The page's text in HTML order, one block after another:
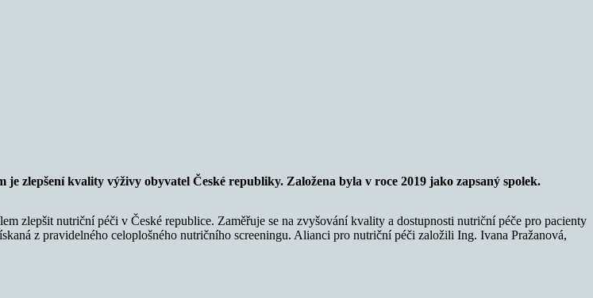
je zlepšení kvality výživy obyvatel České republiky. Založena byla v roce 2019 jako zapsaný spolek.
zlepšit nutriční péči v České republice. Zaměřuje se na zvyšování kvality a dostupnosti nutriční péče pro pacienty
z pravidelného celoplošného nutričního screeningu. Alianci pro nutriční péči založili Ing. Ivana Pražanová,